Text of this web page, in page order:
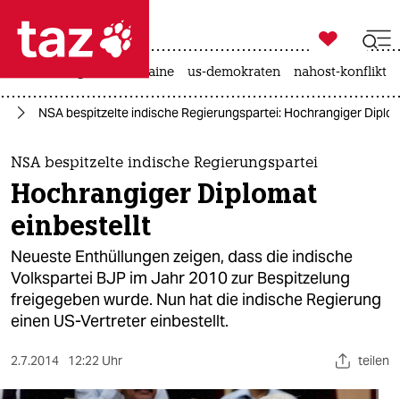
 taz zahl ich
taz zahl ich
themen
politik
öko
gesellschaft
kultur
sport

taz zahl ich
krieg in der ukraine us-demokraten nahost-konflikt
NSA bespitzelte indische Regierungspartei: Hochrangiger
NSA bespitzelte indische Regierungspartei
Hochrangiger Diplomat
einbestellt
Neueste Enthüllungen zeigen, dass die indische
Volkspartei BJP im Jahr 2010 zur Bespitzelung
freigegeben wurde. Nun hat die indische Regierung
einen US-Vertreter einbestellt.
2.7.2014 12:22 Uhr teilen